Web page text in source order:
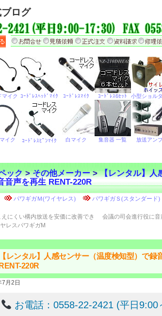
ログ
ック>その他メーカー>【レンタル】人
音声を再生 RENT-220R
えにくい構内放送を安価に改善でき
レスパワギガM
会議の司会進行役に
【レンタル】人感センサー（温度検知型）で録
RENT-220R
月2日
お電話：0558-22-2421 (平日9:00